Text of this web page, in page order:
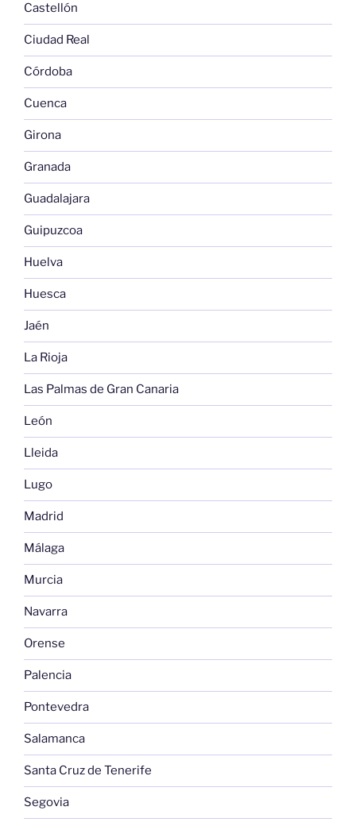
Castellón
Ciudad Real
Córdoba
Cuenca
Girona
Granada
Guadalajara
Guipuzcoa
Huelva
Huesca
Jaén
La Rioja
Las Palmas de Gran Canaria
León
Lleida
Lugo
Madrid
Málaga
Murcia
Navarra
Orense
Palencia
Pontevedra
Salamanca
Santa Cruz de Tenerife
Segovia